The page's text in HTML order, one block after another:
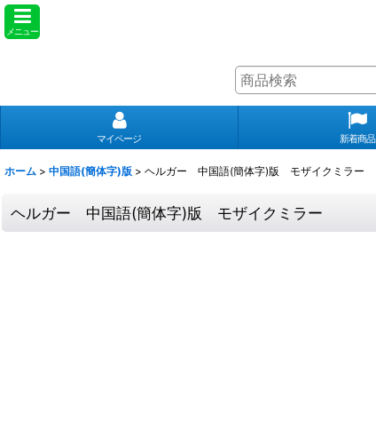
メニュー
マイページ 新着商品
ホーム > 中国語(簡体字)版 > ヘルガー 中国語(簡体字)版 モザイクミラー
ヘルガー 中国語(簡体字)版 モザイクミラー